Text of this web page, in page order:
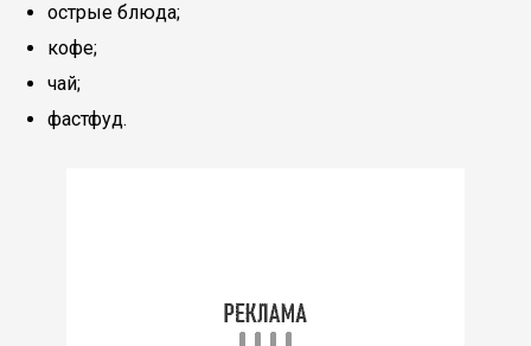
острые блюда;
кофе;
чай;
фастфуд.